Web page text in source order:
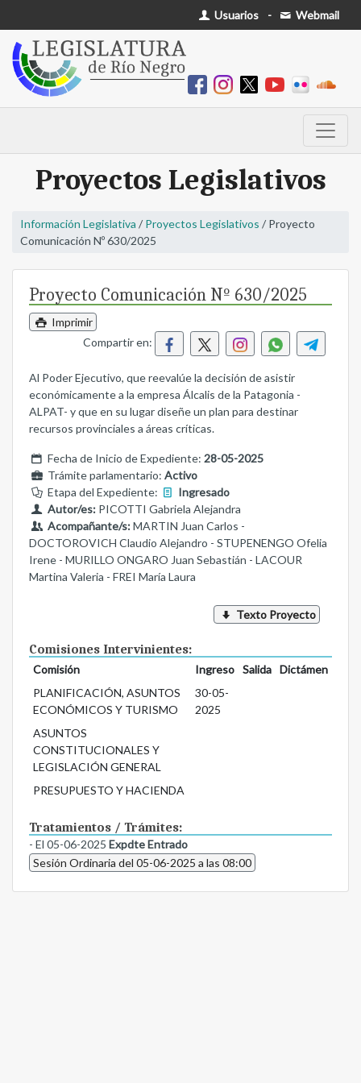
Usuarios - Webmail
Proyectos Legislativos
Información Legislativa / Proyectos Legislativos / Proyecto
Comunicación Nº 630/2025
Proyecto Comunicación Nº 630/2025
Imprimir
Compartir en:
Al Poder Ejecutivo, que reevalúe la decisión de asistir
económicamente a la empresa Álcalis de la Patagonia -
ALPAT- y que en su lugar diseñe un plan para destinar
recursos provinciales a áreas críticas.
Fecha de Inicio de Expediente: 28-05-2025
Trámite parlamentario: Activo
Etapa del Expediente:
Ingresado
Autor/es:PICOTTI Gabriela Alejandra
Acompañante/s:MARTIN Juan Carlos -
DOCTOROVICH Claudio Alejandro - STUPENENGO Ofelia
Irene - MURILLO ONGARO Juan Sebastián - LACOUR
Martina Valeria - FREI María Laura
Texto Proyecto
Comisiones Intervinientes:
Comisión Ingreso Salida
Dictámen
PLANIFICACIÓN, ASUNTOS
ECONÓMICOS Y TURISMO
30-05-
2025
ASUNTOS
CONSTITUCIONALES Y
LEGISLACIÓN GENERAL
PRESUPUESTO Y HACIENDA
Tratamientos / Trámites:
- El 05-06-2025 Expdte Entrado
Sesión Ordinaria del 05-06-2025 a las 08:00